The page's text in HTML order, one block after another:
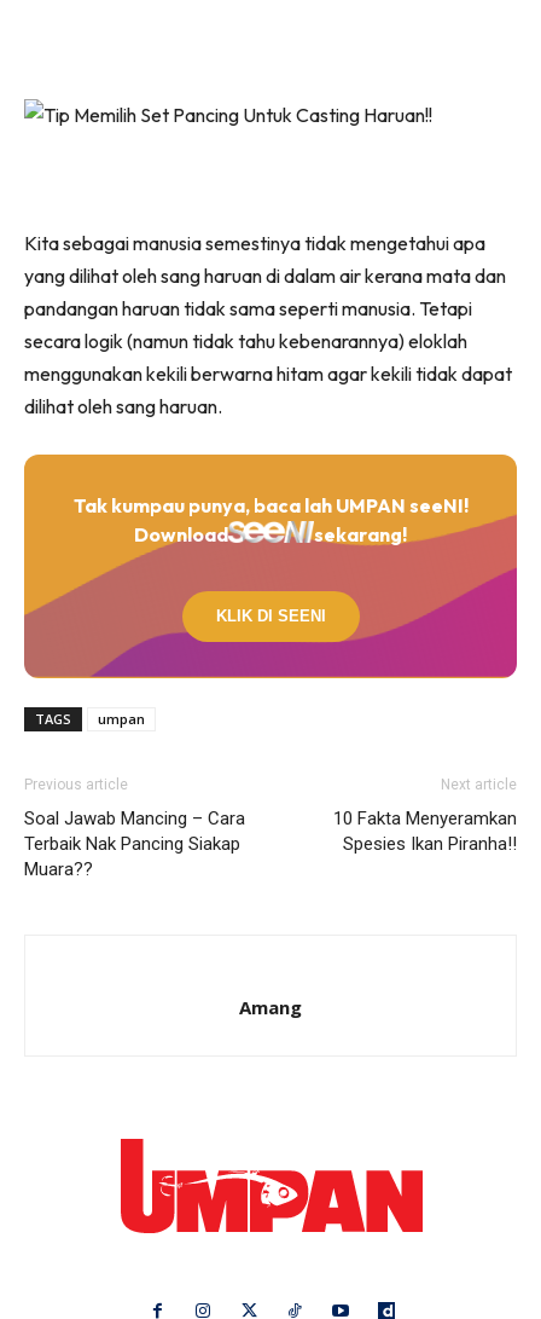
Kita sebagai manusia semestinya tidak mengetahui apa
yang dilihat oleh sang haruan di dalam air kerana mata dan
pandangan haruan tidak sama seperti manusia. Tetapi
secara logik (namun tidak tahu kebenarannya) eloklah
menggunakan kekili berwarna hitam agar kekili tidak dapat
dilihat oleh sang haruan.
Tak kumpau punya, baca lah UMPAN seeNI!
Download
sekarang!
KLIK DI SEENI
TAGS umpan
Previous article
Soal Jawab Mancing – Cara
Terbaik Nak Pancing Siakap
Muara??
Next article
10 Fakta Menyeramkan
Spesies Ikan Piranha!!
Amang